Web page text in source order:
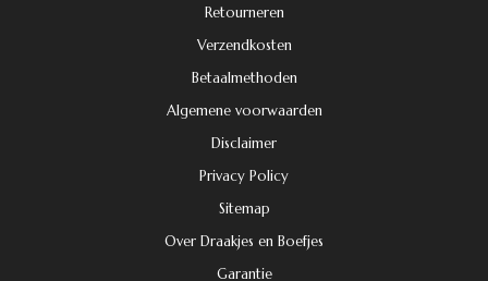
Retourneren
Verzendkosten
Betaalmethoden
Algemene voorwaarden
Disclaimer
Privacy Policy
Sitemap
Over Draakjes en Boefjes
Garantie